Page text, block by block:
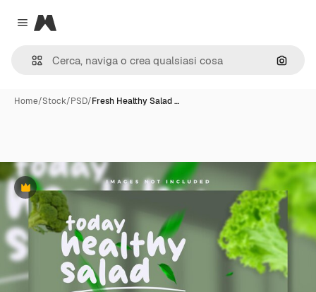
Close menu
Magnific
Cerca
Home/Stock/PSD/Fresh Healthy Salad …
Premium